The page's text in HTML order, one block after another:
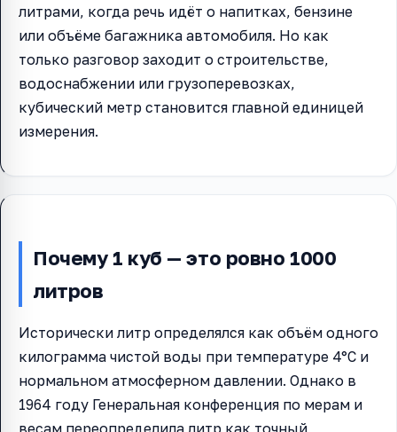
литрами, когда речь идёт о напитках, бензине
или объёме багажника автомобиля. Но как
только разговор заходит о строительстве,
водоснабжении или грузоперевозках,
кубический метр становится главной единицей
измерения.
Почему 1 куб — это ровно 1000
литров
Исторически литр определялся как объём одного
килограмма чистой воды при температуре 4°C и
нормальном атмосферном давлении. Однако в
1964 году Генеральная конференция по мерам и